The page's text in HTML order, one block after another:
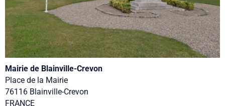
Mairie de Blainville-Crevon
Place de la Mairie
76116 Blainville-Crevon
FRANCE